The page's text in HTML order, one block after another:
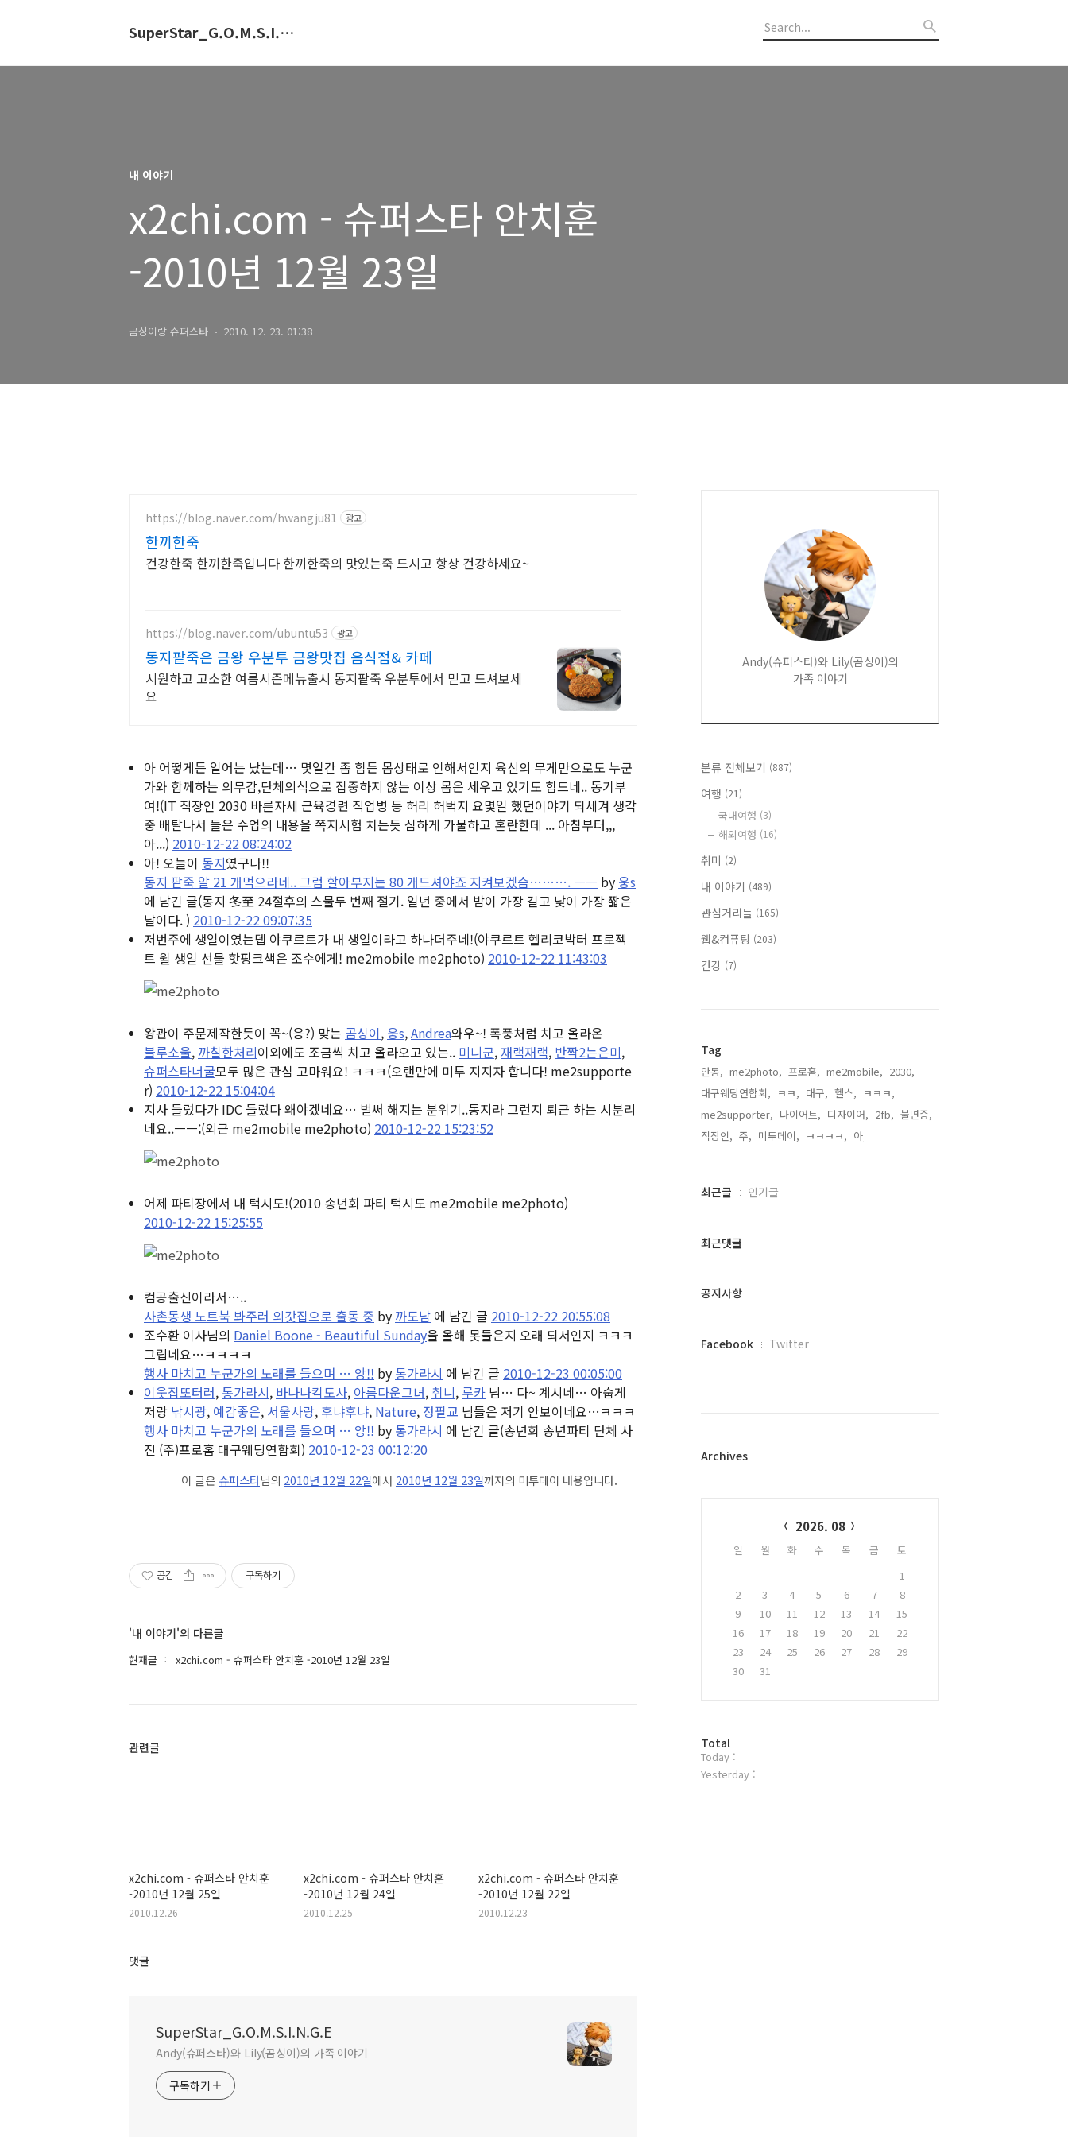
SuperStar_G.O.M.S.I.N.G.E
내 이야기
x2chi.com - 슈퍼스타 안치훈
-2010년 12월 23일
곰싱이랑 슈퍼스타 2010. 12. 23. 01:38
https://blog.naver.com/hwangju81 광고
한끼한죽
건강한죽 한끼한죽입니다 한끼한죽의 맛있는죽 드시고 항상 건강하세요~
https://blog.naver.com/ubuntu53 광고
동지팥죽은 금왕 우분투 금왕맛집 음식점& 카페
시원하고 고소한 여름시즌메뉴출시 동지팥죽 우분투에서 믿고 드셔보세
요
아 어떻게든 일어는 났는데… 몇일간 좀 힘든 몸상태로 인해서인지 육신의 무게만으로도 누군
가와 함께하는 의무감,단체의식으로 집중하지 않는 이상 몸은 세우고 있기도 힘드네.. 동기부
여!(IT 직장인 2030 바른자세 근육경련 직업병 등 허리 허벅지 요몇일 했던이야기 되세겨 생각
중 배탈나서 들은 수업의 내용을 쪽지시험 치는듯 심하게 가물하고 혼란한데 ... 아침부터,,,
아...) 2010-12-22 08:24:02
아! 오늘이 동지였구나!!
동지 팥죽 알 21 개먹으라네.. 그럼 할아부지는 80 개드셔야죠 지켜보겠슴………. ㅡㅡ by 웅s
에 남긴 글(동지 冬至 24절후의 스물두 번째 절기. 일년 중에서 밤이 가장 길고 낮이 가장 짧은
날이다. ) 2010-12-22 09:07:35
저번주에 생일이였는뎁 야쿠르트가 내 생일이라고 하나더주네!(야쿠르트 헬리코박터 프로젝
트 윌 생일 선물 핫핑크색은 조수에게! me2mobile me2photo) 2010-12-22 11:43:03
왕관이 주문제작한듯이 꼭~(응?) 맞는 곰싱이, 웅s,Andrea와우~! 폭풍처럼 치고 올라온
블루소울, 까칠한처리이외에도 조금씩 치고 올라오고 있는.. 미니군,재랙재랙, 반짝2는은미,
슈퍼스타너굴모두 많은 관심 고마워요! ㅋㅋㅋ(오랜만에 미투 지지자 합니다! me2supporte
r) 2010-12-22 15:04:04
지사 들렀다가 IDC 들렀다 왜야겠네요… 벌써 해지는 분위기..동지라 그런지 퇴근 하는 시분리
네요..ㅡㅡ;(외근 me2mobile me2photo) 2010-12-22 15:23:52
어제 파티장에서 내 턱시도!(2010 송년회 파티 턱시도 me2mobile me2photo)
2010-12-22 15:25:55
컴공출신이라서…..
사촌동생 노트북 봐주러 외갓집으로 출동 중 by 까도남 에 남긴 글 2010-12-22 20:55:08
조수환 이사님의 Daniel Boone - Beautiful Sunday을 올해 못들은지 오래 되서인지 ㅋㅋㅋ
그립네요…ㅋㅋㅋㅋ
행사 마치고 누군가의 노래를 들으며 … 앙!! by 통가라시 에 남긴 글 2010-12-23 00:05:00
이웃집또터러, 통가라시, 바나나킥도사, 아름다운그녀, 취니, 루카 님… 다~ 계시네… 아숩게
저랑 낚시광, 예감좋은, 서울사랑, 후냐후냐, Nature, 정필교 님들은 저기 안보이네요…ㅋㅋㅋ
행사 마치고 누군가의 노래를 들으며 … 앙!! by 통가라시 에 남긴 글(송년회 송년파티 단체 사
진 (주)프로홈 대구웨딩연합회) 2010-12-23 00:12:20
이 글은 슈퍼스타님의 2010년 12월 22일에서 2010년 12월 23일까지의 미투데이 내용입니다.
공감 구독하기
'내 이야기'의 다른글
현재글 x2chi.com - 슈퍼스타 안치훈 -2010년 12월 23일
관련글
x2chi.com - 슈퍼스타 안치훈
-2010년 12월 25일
2010.12.26
x2chi.com - 슈퍼스타 안치훈
-2010년 12월 24일
2010.12.25
x2chi.com - 슈퍼스타 안치훈
-2010년 12월 22일
2010.12.23
댓글
SuperStar_G.O.M.S.I.N.G.E
Andy(슈퍼스타)와 Lily(곰싱이)의 가족 이야기
구독하기
Andy(슈퍼스타)와 Lily(곰싱이)의
가족 이야기
분류 전체보기 (887)
여행 (21)
국내여행 (3)
해외여행 (16)
취미 (2)
내 이야기 (489)
관심거리들 (165)
웹&컴퓨팅 (203)
건강 (7)
Tag
안동, me2photo, 프로홈, me2mobile, 2030,
대구웨딩연합회, ㅋㅋ, 대구, 헬스, ㅋㅋㅋ,
me2supporter, 다이어트, 디자이어, 2fb, 불면증,
직장인, 주, 미투데이, ㅋㅋㅋㅋ, 아,
최
과
글
최근글 인기글
최근댓글
공지사항
페
플
Facebook Twitter
Archives
2026. 08
일 월 화 수 목 금
토
1
2
3 4 5 6 7
8
9
10 11 12 13 14
15
16
17 18 19 20 21
22
23
24 25 26 27 28
29
30
31
방
문
자
Total
Today :
Yesterday :